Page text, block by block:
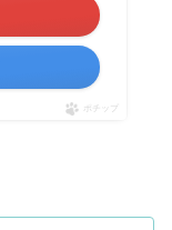
ポチップ